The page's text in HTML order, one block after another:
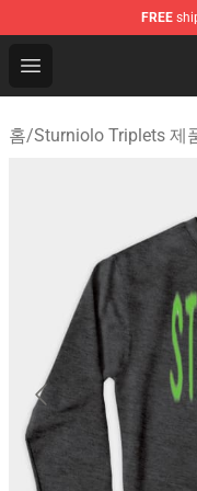
FREE
Open menu
Sturniolo Triplets
홈/Sturniolo Triplets 제